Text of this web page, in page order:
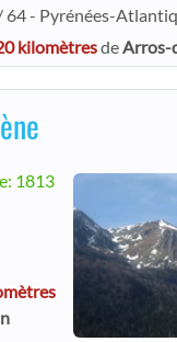
64 - Pyrénées-
kilomètresdeArros-
1813